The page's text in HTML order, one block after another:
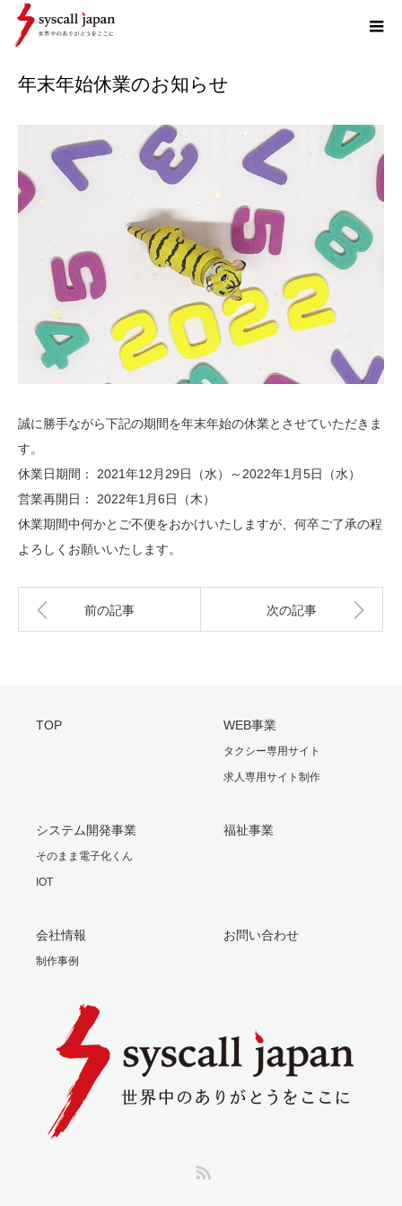
ホーム
お知らせ
年末年始休業のお知らせ
誠に勝手ながら下記の期間を年末年始の休業とさせていただきま
す。
休業日期間： 2021年12月29日（水）～2022年1月5日（水）
営業再開日： 2022年1月6日（木）
休業期間中何かとご不便をおかけいたしますが、何卒ご了承の程
よろしくお願いいたします。
前の記事 次の記事
TOP WEB事業
タクシー専用サイト
求人専用サイト制作
システム開発事業
そのまま電子化くん
IOT
福祉事業
会社情報
制作事例
お問い合わせ